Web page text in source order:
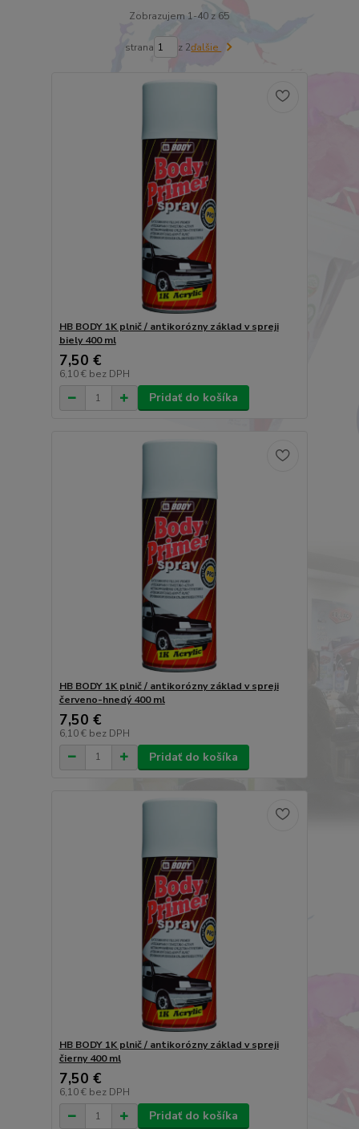
Zobrazujem 1-40 z 65
strana z 2ďalšie
HB BODY 1K plnič / antikorózny základ v spreji
biely 400 ml
7,50 €
6,10 € bez DPH
Pridať do košíka
HB BODY 1K plnič / antikorózny základ v spreji
červeno-hnedý 400 ml
7,50 €
6,10 € bez DPH
Pridať do košíka
HB BODY 1K plnič / antikorózny základ v spreji
čierny 400 ml
7,50 €
6,10 € bez DPH
Pridať do košíka